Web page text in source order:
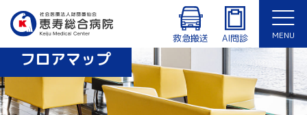
救急搬送 AI問診 MENU
診療時間：8:30〜12:30、14:00〜17:15（月〜金曜日）
外来・入院患者専用Wi-Fiあり
休診日：土曜日、日曜日、祝日、年末年始（12/29〜1/3）
English
フロアマップ